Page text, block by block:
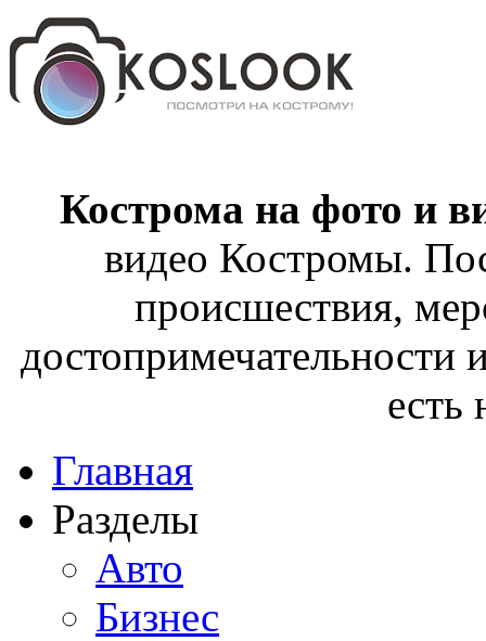
Кострома на фото и
видео Костромы.
происшествия,
достопримечательности
есть
Главная
Разделы
Авто
Бизнес